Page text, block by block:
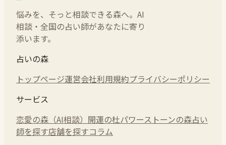
悩みを、そっと相談できる森へ。AI
相談・全国の占い師があなたに寄り
添います。
占いの森
トップページ運営会社利用規約プライバシーポリシー
サービス
恋愛の森（AI相談） 開運の杜パワーストーンの森占い
師を探す店舗を探すコラム